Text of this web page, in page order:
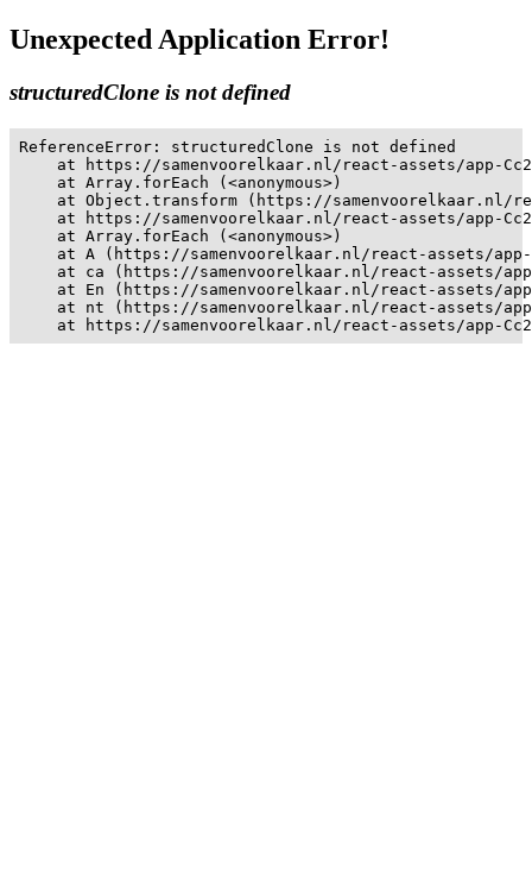
Unexpected Application Error!
structuredClone is not defined
ReferenceError: structuredClone is not defined
at https://samenvoorelkaar.nl/react-assets/app-
    at Array.forEach (<anonymous>)
at Object.transform (https://samenvoorelkaar.nl/
at https://samenvoorelkaar.nl/react-assets/app-
    at Array.forEach (<anonymous>)
at A (https://samenvoorelkaar.nl/react-assets/
at ca (https://samenvoorelkaar.nl/react-assets/
at En (https://samenvoorelkaar.nl/react-assets/
at nt (https://samenvoorelkaar.nl/react-assets/
at https://samenvoorelkaar.nl/react-assets/app-